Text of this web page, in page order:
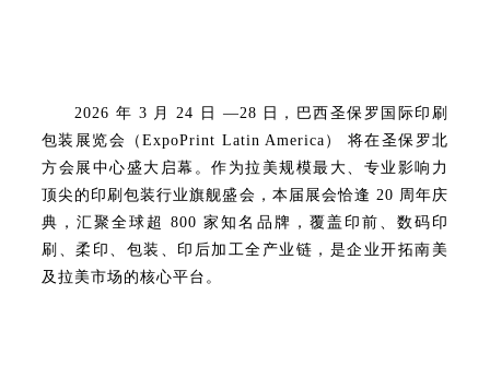
2026 年 3 月 24 日 —28 日，巴西圣保罗国际印刷
包装展览会（ExpoPrint Latin America） 将在圣保罗北
方会展中心盛大启幕。作为拉美规模最大、专业影响力
顶尖的印刷包装行业旗舰盛会，本届展会恰逢 20 周年庆
典，汇聚全球超 800 家知名品牌，覆盖印前、数码印
刷、柔印、包装、印后加工全产业链，是企业开拓南美
及拉美市场的核心平台。